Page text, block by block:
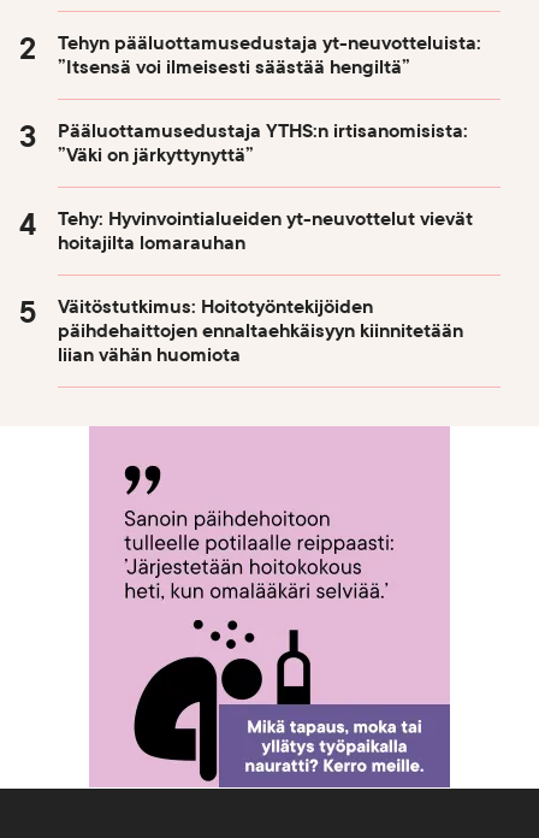
Tehyn pääluottamusedustaja yt-neuvotteluista:
”Itsensä voi ilmeisesti säästää hengiltä”
Pääluottamusedustaja YTHS:n irtisanomisista:
”Väki on järkyttynyttä”
Tehy: Hyvinvointialueiden yt-neuvottelut vievät
hoitajilta lomarauhan
Väitöstutkimus: Hoitotyöntekijöiden
päihdehaittojen ennaltaehkäisyyn kiinnitetään
liian vähän huomiota